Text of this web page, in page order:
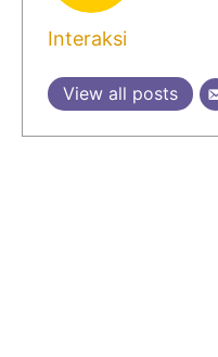
Interaksi
View all posts